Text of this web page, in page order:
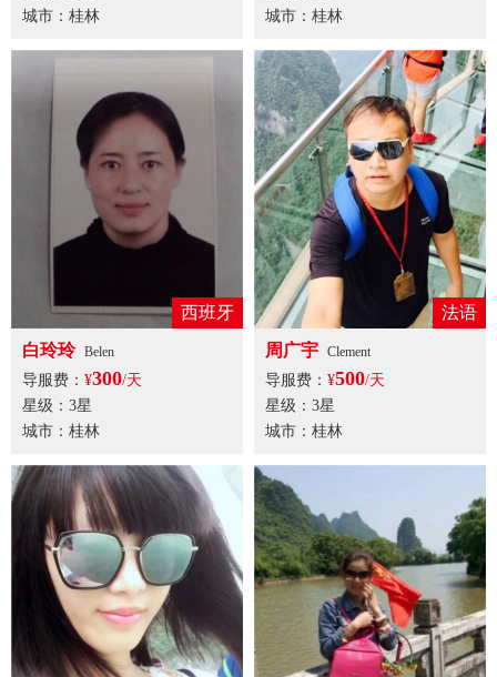
城市：桂林
城市：桂林
西班牙
白玲玲 Belen
导服费： ¥300/天
星级：3星
城市：桂林
法语
周广宇 Clement
导服费： ¥500/天
星级：3星
城市：桂林